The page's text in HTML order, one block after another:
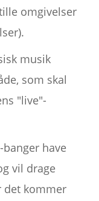
omgivelser
musik
som skal
"live"-
banger have
vil drage
det kommer